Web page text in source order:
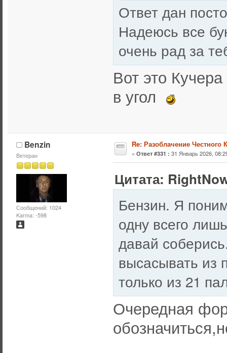
Ответ дан
Надеюсь все
очень рад за
Вот это
в угол
Benzin
Ветеран
Сообщений: 1024
Karma: -598
Re: Разоблачение Честного
« Ответ #331 : 31 Январь 2026,
Цитата:
Бензин. Я
одну всего
давай
высасывать из
только из 21
Очередная